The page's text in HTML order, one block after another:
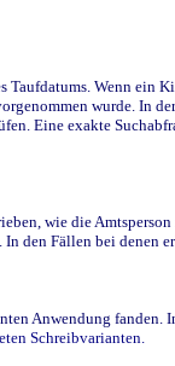
Wenn
wurde. In
Eine exakte
wie die
den Fällen bei denen
Anwendung
Schreibvarianten.